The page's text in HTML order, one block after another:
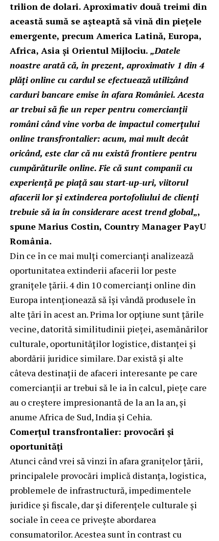
trilion de dolari. Aproximativ două treimi din
această sumă se așteaptă să vină din piețele
emergente, precum America Latină, Europa,
Africa, Asia și Orientul Mijlociu. „Datele
noastre arată că, în prezent, aproximativ 1 din 4
plăți online cu cardul se efectuează utilizând
carduri bancare emise în afara României. Acesta
ar trebui să fie un reper pentru comercianții
români când vine vorba de impactul comerțului
online transfrontalier: acum, mai mult decât
oricând, este clar că nu există frontiere pentru
cumpărăturile online. Fie că sunt companii cu
experiență pe piață sau start-up-uri, viitorul
afacerii lor și extinderea portofoliului de clienți
trebuie să ia în considerare acest trend global„,
spune Marius Costin, Country Manager PayU
România.
Din ce în ce mai mulți comercianți analizează
oportunitatea extinderii afacerii lor peste
granițele țării. 4 din 10 comercianți online din
Europa intenționează să își vândă produsele în
alte țări în acest an. Prima lor opțiune sunt țările
vecine, datorită similitudinii pieței, asemănărilor
culturale, oportunităților logistice, distanței și
abordării juridice similare. Dar există și alte
câteva destinații de afaceri interesante pe care
comercianții ar trebui să le ia în calcul, piețe care
au o creștere impresionantă de la an la an, și
anume Africa de Sud, India și Cehia.
Comerțul transfrontalier: provocări și
oportunități
Atunci când vrei să vinzi în afara granițelor țării,
principalele provocări implică distanța, logistica,
problemele de infrastructură, impedimentele
juridice și fiscale, dar și diferențele culturale și
sociale în ceea ce privește abordarea
consumatorilor. Acestea sunt în contrast cu